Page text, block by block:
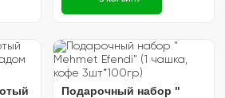
Подарочный набор "